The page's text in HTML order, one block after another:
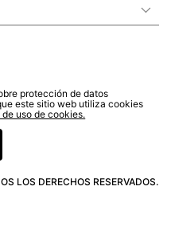
LOS DERECHOS RESERVADOS.
protección de datos
este sitio web utiliza cookies
uso de cookies.